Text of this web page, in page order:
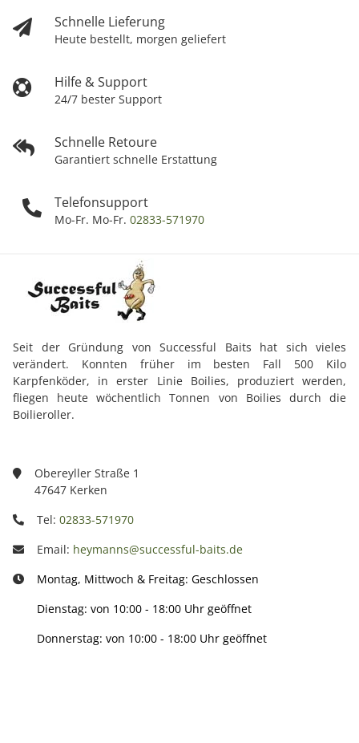
Schnelle Lieferung
Heute bestellt, morgen geliefert
Hilfe & Support
24/7 bester Support
Schnelle Retoure
Garantiert schnelle Erstattung
Telefonsupport
Mo-Fr. Mo-Fr. 02833-571970
Seit der Gründung von Successful Baits hat sich vieles
verändert. Konnten früher im besten Fall 500 Kilo
Karpfenköder, in erster Linie Boilies, produziert werden,
fliegen heute wöchentlich Tonnen von Boilies durch die
Boilieroller.
Obereyller Straße 1
47647 Kerken
Tel: 02833-571970
Email: heymanns@successful-baits.de
Montag, Mittwoch & Freitag: Geschlossen
Dienstag: von 10:00 - 18:00 Uhr geöffnet
Donnerstag: von 10:00 - 18:00 Uhr geöffnet